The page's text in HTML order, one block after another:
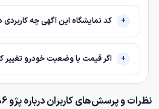
کد نمایشگاه این آگهی چه کاربردی
اگر قیمت یا وضعیت خودرو
نظرات و پرسش‌های کاربران درباره پژو 206 تیپ ۲ مدل 2006-1385